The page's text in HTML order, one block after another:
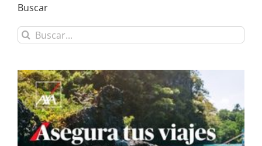
Buscar
Buscar: